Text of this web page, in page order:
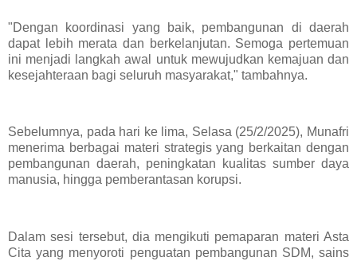
"Dengan koordinasi yang baik, pembangunan di daerah
dapat lebih merata dan berkelanjutan. Semoga pertemuan
ini menjadi langkah awal untuk mewujudkan kemajuan dan
kesejahteraan bagi seluruh masyarakat," tambahnya.
Sebelumnya, pada hari ke lima, Selasa (25/2/2025), Munafri
menerima berbagai materi strategis yang berkaitan dengan
pembangunan daerah, peningkatan kualitas sumber daya
manusia, hingga pemberantasan korupsi.
Dalam sesi tersebut, dia mengikuti pemaparan materi Asta
Cita yang menyoroti penguatan pembangunan SDM, sains